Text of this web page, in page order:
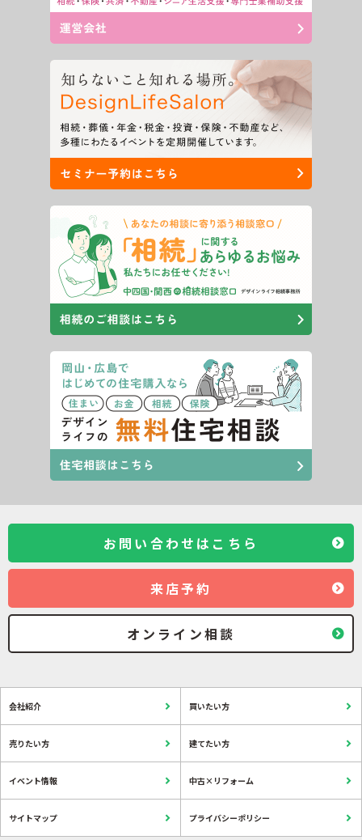
お問い合わせはこちら
来店予約
オンライン相談
会社紹介 買いたい方
売りたい方 建てたい方
イベント情報 中古×リフォーム
サイトマップ プライバシーポリシー